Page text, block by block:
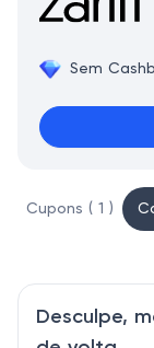
Sem
Cupons ( 1 )
Desculpe,